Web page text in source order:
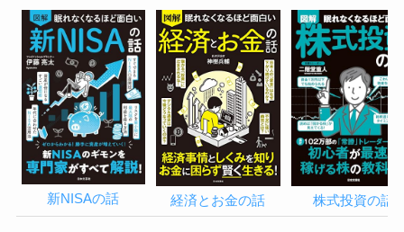
新NISAの話 経済とお金の話 株式投資の話